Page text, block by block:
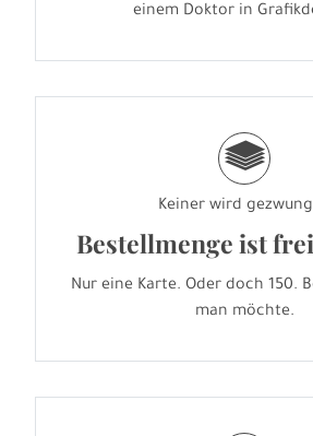
einem Doktor in
g
Keiner wird
Bestellmenge ist
Nur eine Karte. Oder doch 150.
man möchte.